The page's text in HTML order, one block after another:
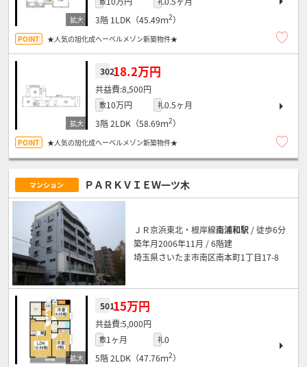
3階 1LDK（45.49ｍ2）
★人気の旭化成へーベルメゾン新築物件★
30218.2万円
8,500円
敷10万円 礼0.5ヶ月
3階2LDK（58.69ｍ2）
★人気の旭化成へーベルメゾン新築物件★
マンション ＰＡＲＫＶＩＥＷ一ツ木
ＪＲ京浜東北・根岸線南浦和駅 / 徒歩6分
築年月2006年11月 / 6階建
埼玉県さいたま市南区南本町1丁目17-8
50115万円
5,000円
敷1ヶ月 礼0
5階2LDK（47.76ｍ2）